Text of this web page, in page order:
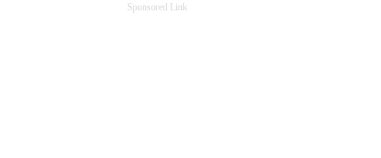
Sponsored Link